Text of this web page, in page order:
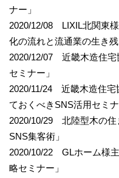
ナー」
2020/12/08 LIXIL北関東
化の流れと流通業の生き残
2020/12/07 近畿木造住
セミナー」
2020/11/24 近畿木造住
ておくべきSNS活用セミナ
2020/10/29 北陸型木の住
SNS集客術」
2020/10/22 GLホーム様
略セミナー」